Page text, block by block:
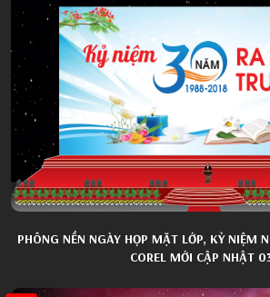
PHÔNG NỀN NGÀY HỌP MẶT LỚP, KỶ NIỆM
COREL MỚI CẬP NHẬT